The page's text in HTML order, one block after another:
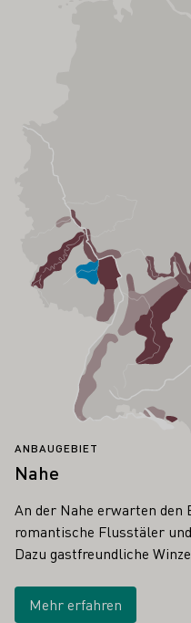
ANBAUGEBIET
Nahe
An der Nahe erwarten den
romantische Flusstäler
Dazu gastfreundliche
Mehr erfahren